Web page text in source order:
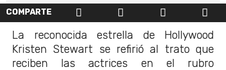
COMPARTE
La reconocida estrella de Hollywood
Kristen Stewart se refirió al trato que
reciben las actrices en el rubro